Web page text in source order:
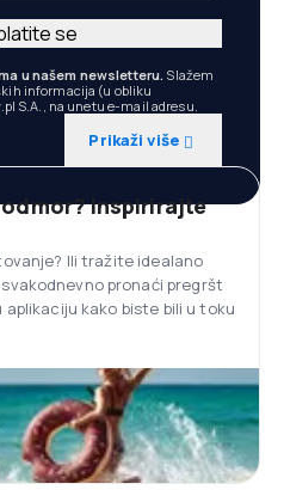
u našem newsletteru. Slažem
informacija (u obliku
S.A., na unetu e-mail adresu.
Prikaži više
se
Inspirirajte
Ili tražite idealano
pronaći pregršt
kako biste bili u toku